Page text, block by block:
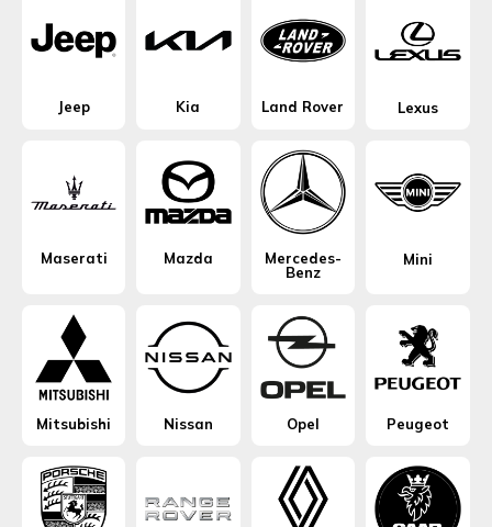
Jeep Kia Land Rover Lexus
Maserati Mazda
Mercedes-
Benz
Mini
Mitsubishi Nissan Opel Peugeot